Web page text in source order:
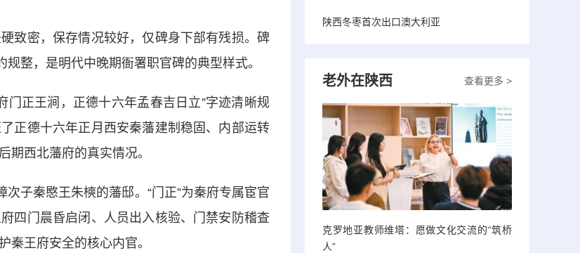
密，保存情况较好，仅碑身下部有残损。碑
整，是明代中晚期衙署职官碑的典型样式。
正王涧，正德十六年孟春吉日立”字迹清晰规
正德十六年正月西安秦藩建制稳固、内部运转
期西北藩府的真实情况。
子秦愍王朱樉的藩邸。“门正”为秦府专属宦官
四门晨昏启闭、人员出入核验、门禁安防稽查
秦王府安全的核心内官。
陕西冬枣首次出口澳大利亚
查看更多 >
老外在陕西
克罗地亚教师维塔：愿做文化交流的“筑桥
人”